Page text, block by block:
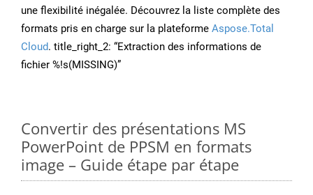
une flexibilité inégalée. Découvrez la liste complète des
formats pris en charge sur la plateforme Aspose.Total
Cloud. title_right_2: “Extraction des informations de
fichier %!s(MISSING)”
Convertir des présentations MS
PowerPoint de PPSM en formats
image – Guide étape par étape